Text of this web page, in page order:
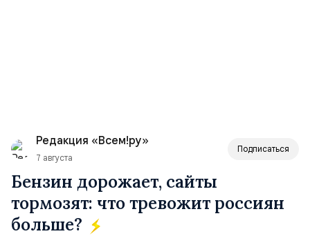
Редакция «Всем!ру»
7 августа
Подписаться
Бензин дорожает, сайты
тормозят: что тревожит россиян
больше?